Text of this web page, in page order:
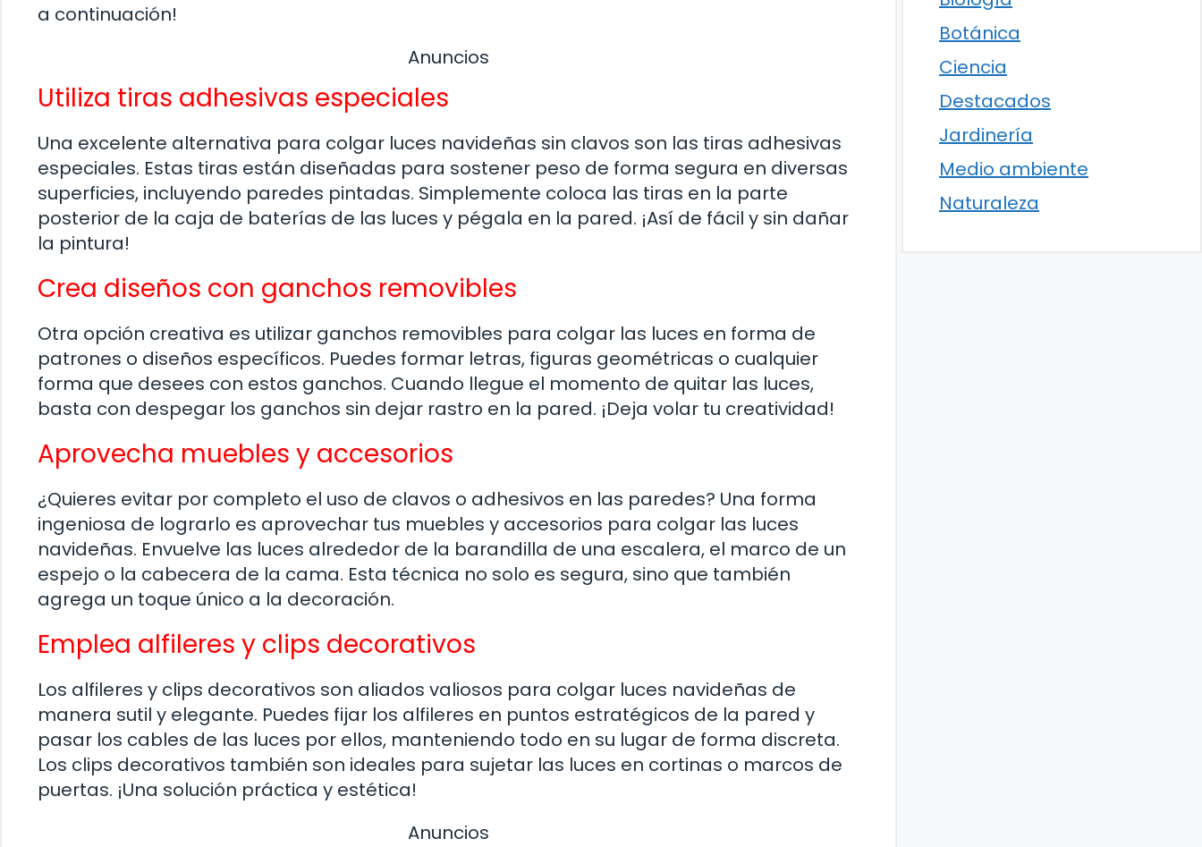
a continuación!
Anuncios
Utiliza tiras adhesivas especiales
Una excelente alternativa para colgar luces navideñas sin clavos son las tiras adhesivas
especiales. Estas tiras están diseñadas para sostener peso de forma segura en diversas
superficies, incluyendo paredes pintadas. Simplemente coloca las tiras en la parte
posterior de la caja de baterías de las luces y pégala en la pared. ¡Así de fácil y sin dañar
la pintura!
Crea diseños con ganchos removibles
Otra opción creativa es utilizar ganchos removibles para colgar las luces en forma de
patrones o diseños específicos. Puedes formar letras, figuras geométricas o cualquier
forma que desees con estos ganchos. Cuando llegue el momento de quitar las luces,
basta con despegar los ganchos sin dejar rastro en la pared. ¡Deja volar tu creatividad!
Aprovecha muebles y accesorios
¿Quieres evitar por completo el uso de clavos o adhesivos en las paredes? Una forma
ingeniosa de lograrlo es aprovechar tus muebles y accesorios para colgar las luces
navideñas. Envuelve las luces alrededor de la barandilla de una escalera, el marco de un
espejo o la cabecera de la cama. Esta técnica no solo es segura, sino que también
agrega un toque único a la decoración.
Emplea alfileres y clips decorativos
Los alfileres y clips decorativos son aliados valiosos para colgar luces navideñas de
manera sutil y elegante. Puedes fijar los alfileres en puntos estratégicos de la pared y
pasar los cables de las luces por ellos, manteniendo todo en su lugar de forma discreta.
Los clips decorativos también son ideales para sujetar las luces en cortinas o marcos de
puertas. ¡Una solución práctica y estética!
Anuncios
Botánica
Ciencia
Destacados
Jardinería
Medio ambiente
Naturaleza